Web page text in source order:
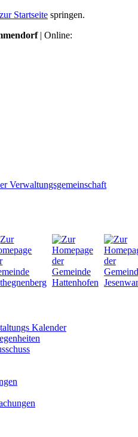
zur Startseite springen.
| Online:
Kalender